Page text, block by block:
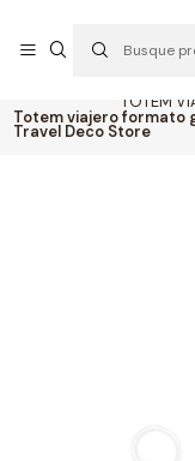
PEDIDOS
TOTEM
Totem viajero formato
Travel Deco Store